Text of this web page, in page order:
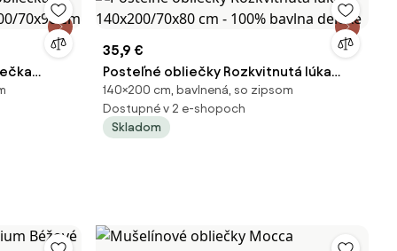
70x90
35,9 €
Posteľné obliečky Rozkvitnutá lúka
140x200/70x80 cm - 100% bavlna
deluxe
140×200 cm, bavlnená, so zipsom
Dostupné v 2 e-shopoch
Skladom